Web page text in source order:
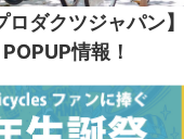
ロダクツジャパン】
情報！